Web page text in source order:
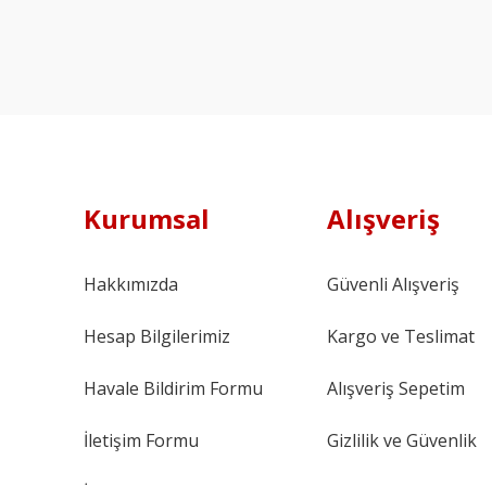
Kurumsal
Hakkımızda
Hesap Bilgilerimiz
Havale Bildirim Formu
İletişim Formu
Alışveriş
Güvenli Alışveriş
Kargo ve Teslimat
Alışveriş Sepetim
Gizlilik ve Güvenlik